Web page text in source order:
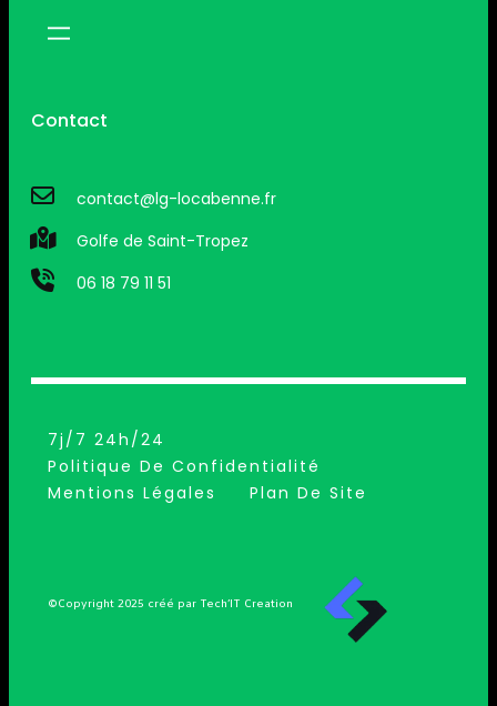
Contact
contact@lg-locabenne.fr
Golfe de Saint-Tropez
06 18 79 11 51
7j/7 24h/24
Politique De Confidentialité
Mentions Légales
Plan De Site
©Copyright 2025 créé par Tech’IT Creation